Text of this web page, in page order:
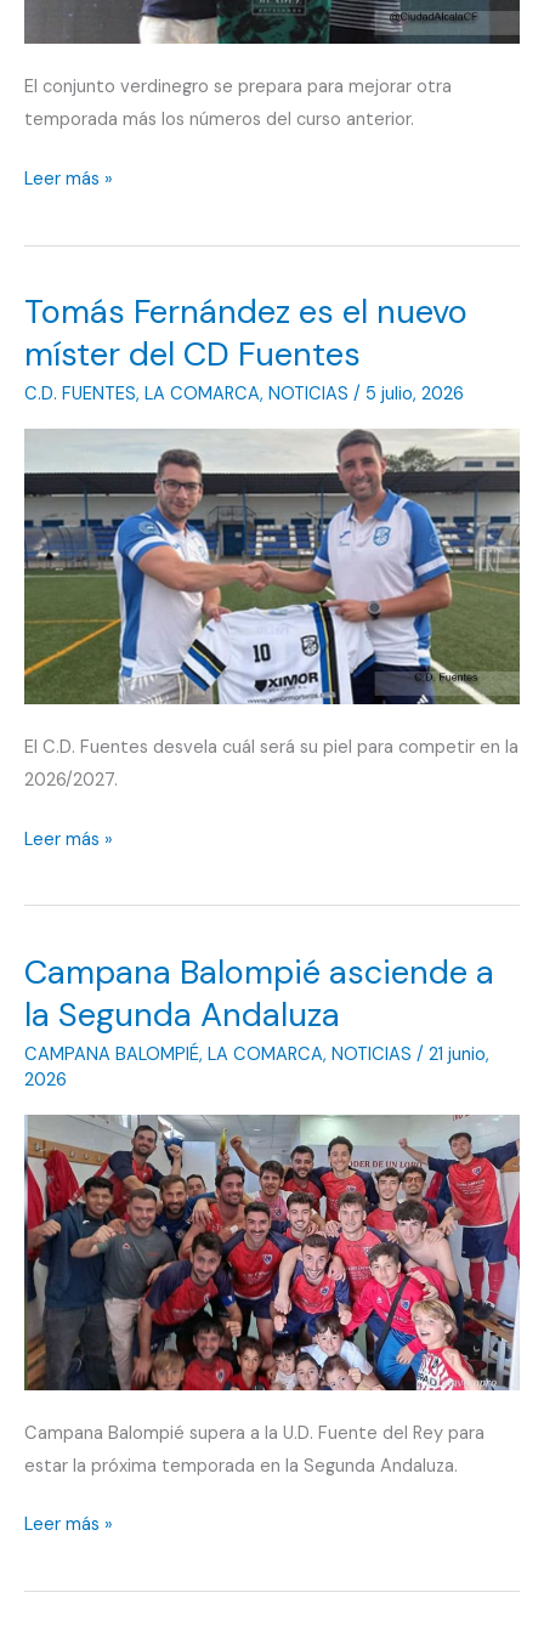
El conjunto verdinegro se prepara para mejorar otra
temporada más los números del curso anterior.
Meno
ex
verdinegro,
será
entrenador
Cañada
Rosal
CF
Leer más »
Tomás Fernández es el nuevo
míster del CD Fuentes
C.D. FUENTES, LA COMARCA, NOTICIAS / 5 julio, 2026
El C.D. Fuentes desvela cuál será su piel para competir en la
2026/2027.
Tomás
es
nuevo
míster
CD
Leer más »
Campana Balompié asciende a
la Segunda Andaluza
CAMPANA BALOMPIÉ, LA COMARCA, NOTICIAS / 21 junio,
2026
Campana Balompié supera a la U.D. Fuente del Rey para
estar la próxima temporada en la Segunda Andaluza.
Campana
asciende
Leer más »